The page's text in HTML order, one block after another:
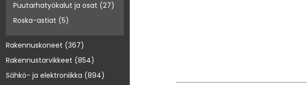
Puutarhatyökalut ja osat (27)
Roska-astiat (5)
Rakennuskoneet (367)
Rakennustarvikkeet (854)
Sähkö- ja elektroniikka (894)